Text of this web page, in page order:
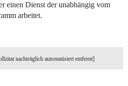
einen Dienst der unabhängig vom
arbeitet.
nachträglich automatisiert entfernt]